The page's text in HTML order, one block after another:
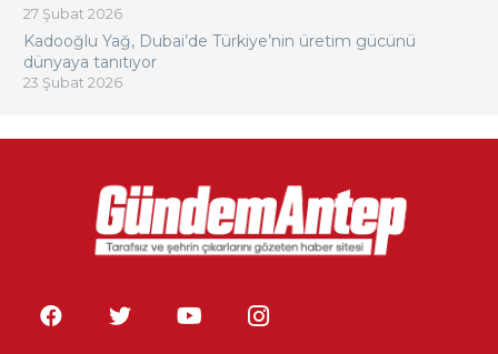
27 Şubat 2026
Kadooğlu Yağ, Dubai’de Türkiye’nin üretim gücünü
dünyaya tanıtıyor
23 Şubat 2026